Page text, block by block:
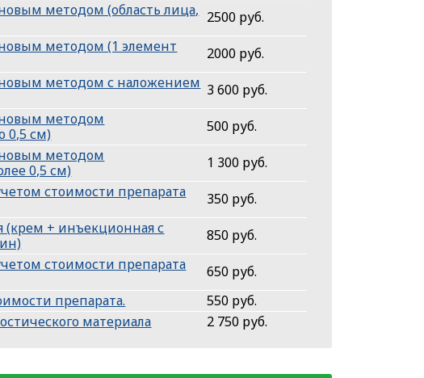
методом (область лица, 2500 руб.
методом (1 элемент
2000 руб.
методом с наложением 3 600 руб.
методом
0,5 см)
500 руб.
методом
0,5 см)
1 300 руб.
стоимости препарата
350 руб.
(крем + инъекционная с
850 руб.
стоимости препарата
650 руб.
препарата.
550 руб.
материала
2 750 руб.